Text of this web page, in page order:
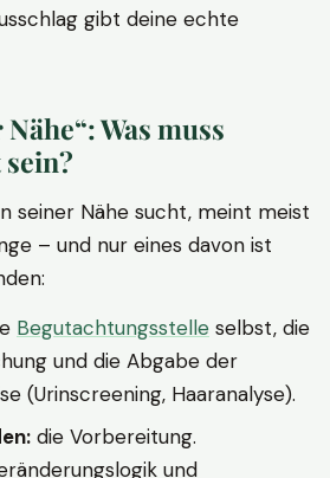
gibt deine echte
Was muss
seiner Nähe sucht, meint meist
– und nur eines davon ist
Begutachtungsstelle selbst, die
und die Abgabe der
(Urinscreening, Haaranalyse).
die Vorbereitung.
und